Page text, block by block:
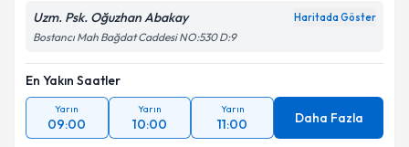
Uzm. Psk. Oğuzhan Abakay Haritada Göster
Bostancı Mah Bağdat Caddesi NO:530 D:9
En Yakın Saatler
Yarın
09:00
Yarın
10:00
Yarın
11:00 Daha Fazla